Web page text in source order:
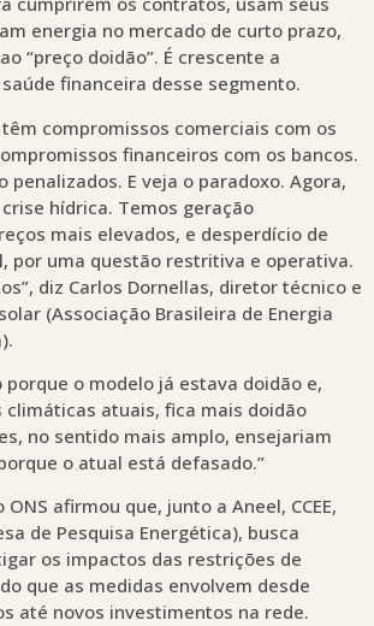
energia no mercado de curto prazo,
“preço doidão”. É crescente a
financeira desse segmento.
têm compromissos comerciais com os
financeiros com os bancos.
penalizados. E veja o paradoxo. Agora,
hídrica. Temos geração
mais elevados, e desperdício de
por uma questão restritiva e operativa.
diz Carlos Dornellas, diretor técnico e
(Associação Brasileira de Energia
porque o modelo já estava doidão e,
climáticas atuais, fica mais doidão
no sentido mais amplo, ensejariam
o atual está defasado.”
ONS afirmou que, junto a Aneel, CCEE,
de Pesquisa Energética), busca
os impactos das restrições de
que as medidas envolvem desde
até novos investimentos na rede.